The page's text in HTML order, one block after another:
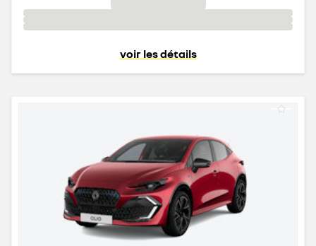
voir les détails